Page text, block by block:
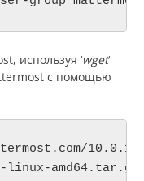
используя ‘wget‘
с помощью
amd64.tar.gz